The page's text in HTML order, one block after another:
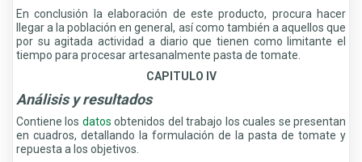
En conclusión la elaboración de este producto, procura hacer
llegar a la población en general, así como también a aquellos que
por su agitada actividad a diario que tienen como limitante el
tiempo para procesar artesanalmente pasta de tomate.
CAPITULO IV
Análisis y resultados
Contiene los datos obtenidos del trabajo los cuales se presentan
en cuadros, detallando la formulación de la pasta de tomate y
repuesta a los objetivos.